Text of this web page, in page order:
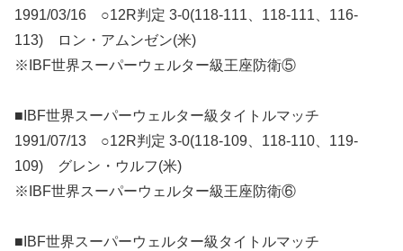
1991/03/16 ○12R判定 3-0(118-111、118-111、116-
113) ロン・アムンゼン(米)
※IBF世界スーパーウェルター級王座防衛⑤
■IBF世界スーパーウェルター級タイトルマッチ
1991/07/13 ○12R判定 3-0(118-109、118-110、119-
109) グレン・ウルフ(米)
※IBF世界スーパーウェルター級王座防衛⑥
■IBF世界スーパーウェルター級タイトルマッチ